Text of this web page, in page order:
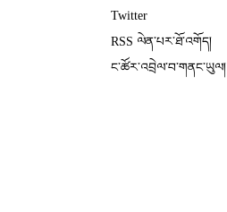
Twitter
RSS ལེན་པར་ཐོ་འགོད།
ང་ཚོར་འབྲེལ་བ་གནང་ཡུལ།